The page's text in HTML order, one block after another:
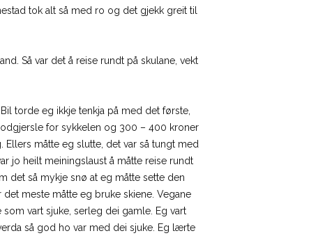
tok alt så med ro og det gjekk greit til
Så var det å reise rundt på skulane, vekt
torde eg ikkje tenkja på med det første,
for sykkelen og 300 – 400 kroner
måtte eg slutte, det var så tungt med
jo heilt meiningslaust å måtte reise rundt
det så mykje snø at eg måtte sette den
meste måtte eg bruke skiene. Vegane
vart sjuke, serleg dei gamle. Eg vart
så god ho var med dei sjuke. Eg lærte